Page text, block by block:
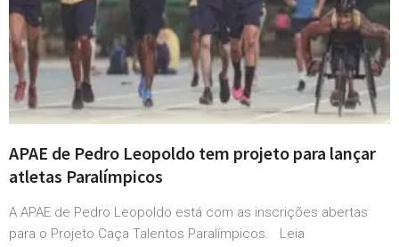
APAE de Pedro Leopoldo tem projeto para lançar
atletas Paralímpicos
A APAE de Pedro Leopoldo está com as inscrições abertas
para o Projeto Caça Talentos Paralímpicos. Leia